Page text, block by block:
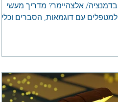
בדמנציה/ אלצהיימר? מדריך מעשי
למטפלים עם דוגמאות, הסברים וכלים